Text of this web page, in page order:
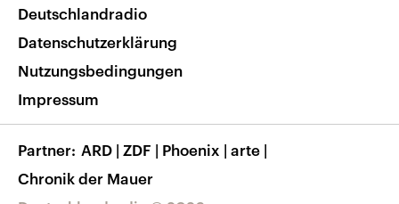
Nachrichten App
Frequenzen
Veranstaltungen
Musikliste
RSS
Barrierefreiheit
Deutschlandradio
Datenschutzerklärung
Nutzungsbedingungen
Impressum
Partner ARD | ZDF | Phoenix | arte |
Chronik der Mauer